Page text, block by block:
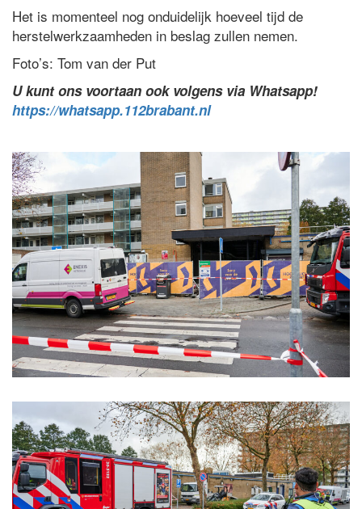
Het is momenteel nog onduidelijk hoeveel tijd de
herstelwerkzaamheden in beslag zullen nemen.
Foto’s: Tom van der Put
U kunt ons voortaan ook volgens via Whatsapp!
https://whatsapp.112brabant.nl